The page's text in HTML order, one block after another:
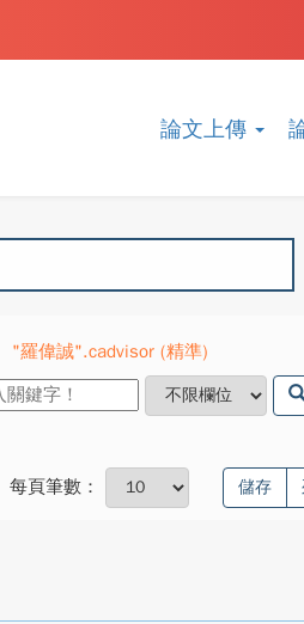
論文上傳
"羅偉誠".cadvisor (精準)
每頁筆數： 儲存